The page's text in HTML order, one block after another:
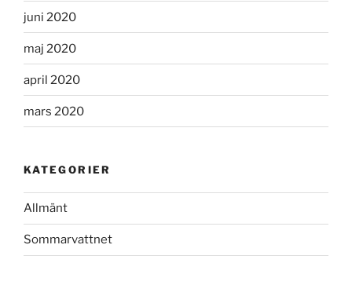
juni 2020
maj 2020
april 2020
mars 2020
KATEGORIER
Allmänt
Sommarvattnet